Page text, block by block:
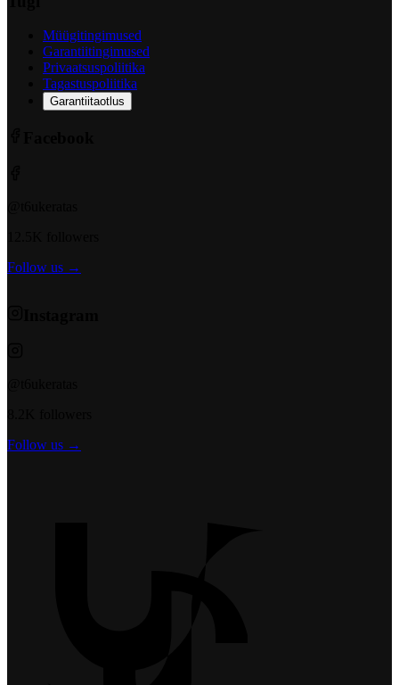
Müügitingimused
Garantiitingimused
Privaatsuspoliitika
Tagastuspoliitika
Garantiitaotlus
Follow us →
Follow us →